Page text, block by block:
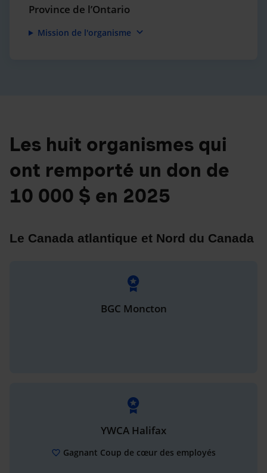
Province de l’Ontario
Mission de l'organisme expand_more
Les huit organismes qui
ont remporté un don de
10 000 $ en 2025
Le Canada atlantique et Nord du Canada
BGC Moncton
YWCA Halifax
Gagnant Coup de cœur des employés